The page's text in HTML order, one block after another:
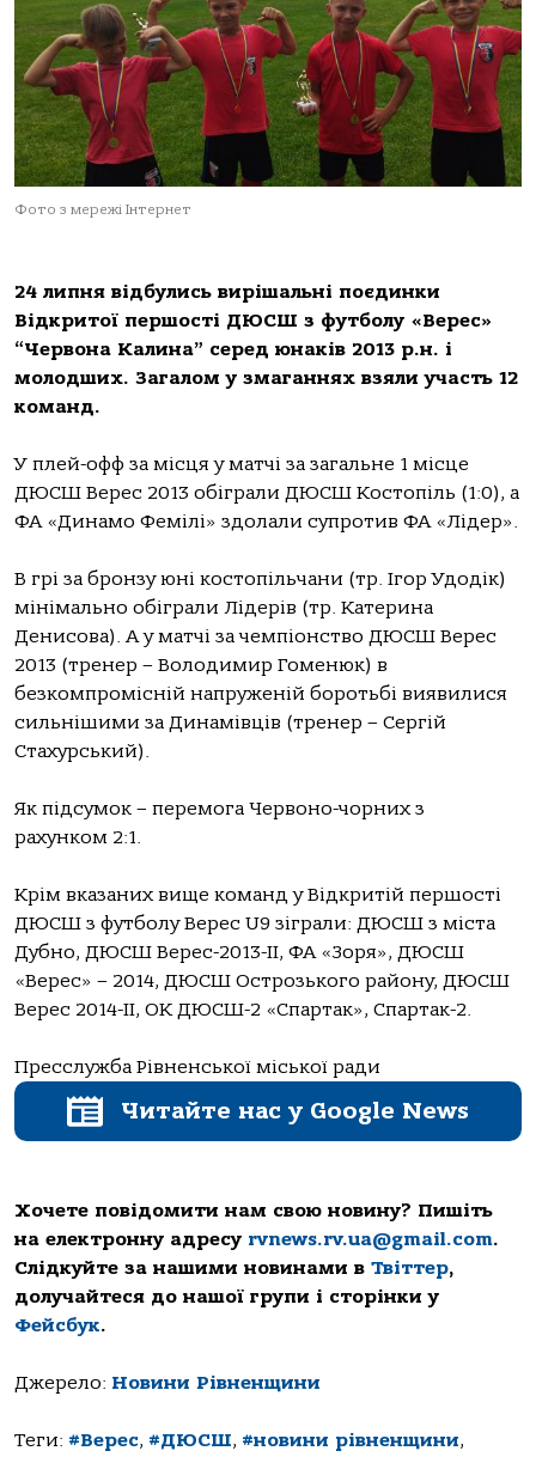
Фото з мережі Інтернет
24 липня відбулись вирішальні поєдинки
Відкритої першості ДЮСШ з футболу «Верес»
“Червона Калина” серед юнаків 2013 р.н. і
молодших. Загалом у змаганнях взяли участь 12
команд.
У плей-офф за місця у матчі за загальне 1 місце
ДЮСШ Верес 2013 обіграли ДЮСШ Костопіль (1:0), а
ФА «Динамо Фемілі» здолали супротив ФА «Лідер».
В грі за бронзу юні костопільчани (тр. Ігор Удодік)
мінімально обіграли Лідерів (тр. Катерина
Денисова). А у матчі за чемпіонство ДЮСШ Верес
2013 (тренер – Володимир Гоменюк) в
безкомпромісній напруженій боротьбі виявилися
сильнішими за Динамівців (тренер – Сергій
Стахурський).
Як підсумок – перемога Червоно-чорних з
рахунком 2:1.
Крім вказаних вище команд у Відкритій першості
ДЮСШ з футболу Верес U9 зіграли: ДЮСШ з міста
Дубно, ДЮСШ Верес-2013-ІІ, ФА «Зоря», ДЮСШ
«Верес» – 2014, ДЮСШ Острозького району, ДЮСШ
Верес 2014-ІІ, ОК ДЮСШ-2 «Спартак», Спартак-2.
Пресслужба Рівненської міської ради
Читайте нас у Google News
Хочете повідомити нам свою новину? Пишіть
на електронну адресу rvnews.rv.ua@gmail.com.
Слідкуйте за нашими новинами в Твіттер,
долучайтеся до нашої групи і сторінки у
Фейсбук.
Джерело: Новини Рівненщини
Теги: #Верес, #ДЮСШ, #новини рівненщини,